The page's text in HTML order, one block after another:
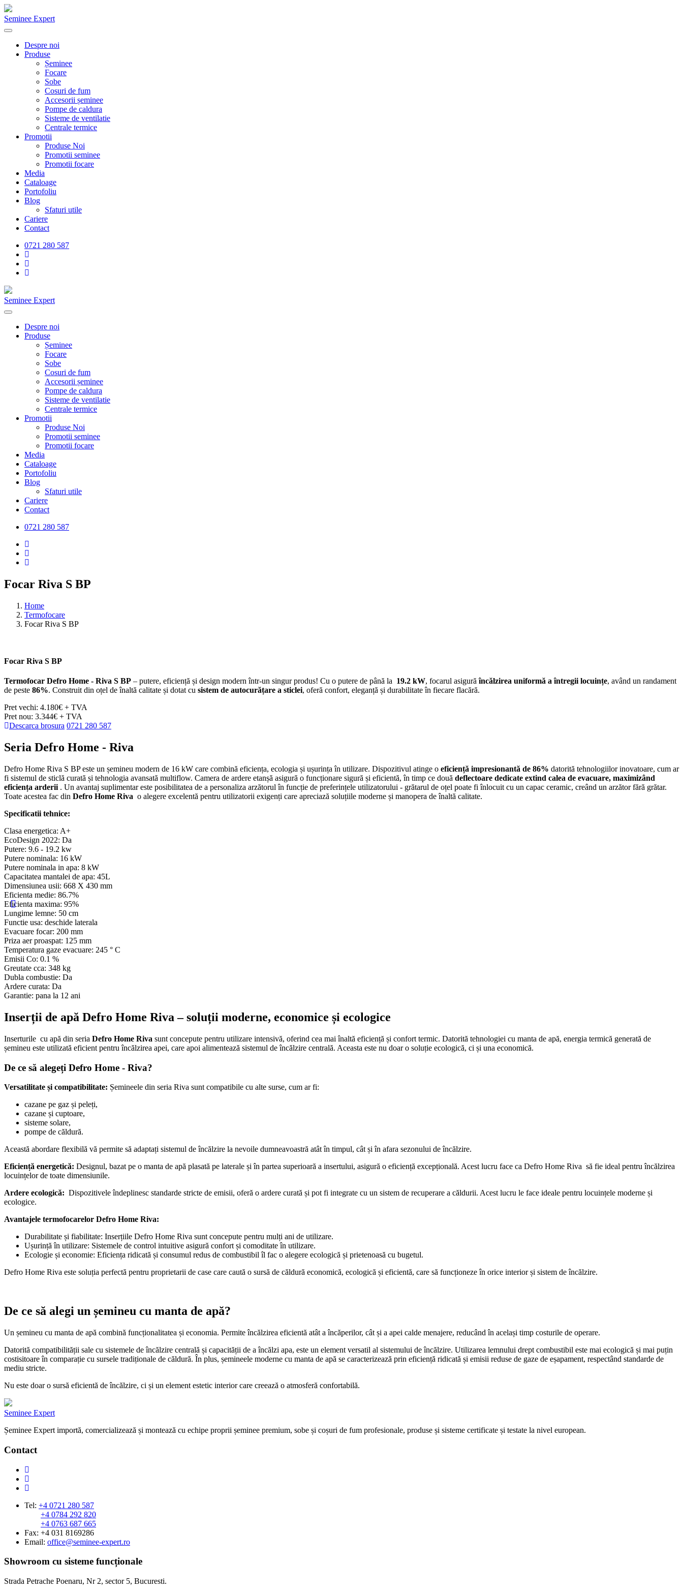
Seminee Expert
Despre noi
Produse
Șeminee
Focare
Sobe
Cosuri de fum
Accesorii șeminee
Pompe de caldura
Sisteme de ventilatie
Centrale termice
Promotii
Produse Noi
Promotii seminee
Promotii focare
Media
Cataloage
Portofoliu
Blog
Sfaturi utile
Cariere
Contact
0721 280 587
Seminee Expert
Despre noi
Produse
Șeminee
Focare
Sobe
Cosuri de fum
Accesorii șeminee
Pompe de caldura
Sisteme de ventilatie
Centrale termice
Promotii
Produse Noi
Promotii seminee
Promotii focare
Media
Cataloage
Portofoliu
Blog
Sfaturi utile
Cariere
Contact
0721 280 587
Focar Riva S BP
Home
Termofocare
Focar Riva S BP
Focar Riva S BP
Termofocar Defro Home - Riva S BP – putere, eficiență și design modern într-un singur produs! Cu o putere de până la 19.2 kW, focarul asigurăîncălzirea uniformă a întregii locuințe, având un randament
de peste 86%. Construit din oțel de înaltă calitate și dotat cu sistem de autocurățare a sticlei, oferă confort, eleganță și durabilitate în fiecare flacără.
Pret vechi: 4.180€ + TVA
Pret nou: 3.344€ + TVA
Descarca brosura 0721 280 587
Seria Defro Home - Riva
Defro Home Riva S BP este un șemineu modern de 16 kW care combină eficiența, ecologia și ușurința în utilizare. Dispozitivul atinge o eficiență impresionantă de 86% datorită tehnologiilor inovatoare, cum ar
fi sistemul de sticlă curată și tehnologia avansată multiflow. Camera de ardere etanșă asigură o funcționare sigură și eficientă, în timp ce două deflectoare dedicate extind calea de evacuare, maximizând
eficiența arderii . Un avantaj suplimentar este posibilitatea de a personaliza arzătorul în funcție de preferințele utilizatorului - grătarul de oțel poate fi înlocuit cu un capac ceramic, creând un arzător fără grătar.
Toate acestea fac din Defro Home Riva o alegere excelentă pentru utilizatorii exigenți care apreciază soluțiile moderne și manopera de înaltă calitate.
Specificatii tehnice:
Clasa energetica: A+
EcoDesign 2022: Da
Putere: 9.6 - 19.2 kw
Putere nominala: 16 kW
Putere nominala in apa: 8 kW
Capacitatea mantalei de apa: 45L
Dimensiunea usii: 668 X 430 mm
Eficienta medie: 86.7%
Eficienta maxima: 95%
Lungime lemne: 50 cm
Functie usa: deschide laterala
Evacuare focar: 200 mm
Priza aer proaspat: 125 mm
Temperatura gaze evacuare: 245 ° C
Emisii Co: 0.1 %
Greutate cca: 348 kg
Dubla combustie: Da
Ardere curata: Da
Garantie: pana la 12 ani
Inserții de apă Defro Home Riva – soluții moderne, economice și ecologice
Inserturile cu apă din seria Defro Home Riva sunt concepute pentru utilizare intensivă, oferind cea mai înaltă eficiență și confort termic. Datorită tehnologiei cu manta de apă, energia termică generată de
șemineu este utilizată eficient pentru încălzirea apei, care apoi alimentează sistemul de încălzire centrală. Aceasta este nu doar o soluție ecologică, ci și una economică.
De ce să alegeți Defro Home - Riva?
Versatilitate și compatibilitate: Șemineele din seria Riva sunt compatibile cu alte surse, cum ar fi:
cazane pe gaz și peleți,
cazane și cuptoare,
sisteme solare,
pompe de căldură.
Această abordare flexibilă vă permite să adaptați sistemul de încălzire la nevoile dumneavoastră atât în ​​timpul, cât și în afara sezonului de încălzire.
Eficiență energetică: Designul, bazat pe o manta de apă plasată pe laterale și în partea superioară a insertului, asigură o eficiență excepțională. Acest lucru face ca Defro Home Riva să fie ideal pentru încălzirea
locuințelor de toate dimensiunile.
Ardere ecologică: Dispozitivele îndeplinesc standarde stricte de emisii, oferă o ardere curată și pot fi integrate cu un sistem de recuperare a căldurii. Acest lucru le face ideale pentru locuințele moderne și
ecologice.
Avantajele termofocarelor Defro Home Riva:
Durabilitate și fiabilitate: Inserțiile Defro Home Riva sunt concepute pentru mulți ani de utilizare.
Ușurință în utilizare: Sistemele de control intuitive asigură confort și comoditate în utilizare.
Ecologie și economie: Eficiența ridicată și consumul redus de combustibil îl fac o alegere ecologică și prietenoasă cu bugetul.
Defro Home Riva este soluția perfectă pentru proprietarii de case care caută o sursă de căldură economică, ecologică și eficientă, care să funcționeze în orice interior și sistem de încălzire.
De ce să alegi un șemineu cu manta de apă?
Un șemineu cu manta de apă combină funcționalitatea și economia. Permite încălzirea eficientă atât a încăperilor, cât și a apei calde menajere, reducând în același timp costurile de operare.
Datorită compatibilității sale cu sistemele de încălzire centrală și capacității de a încălzi apa, este un element versatil al sistemului de încălzire. Utilizarea lemnului drept combustibil este mai ecologică și mai puțin
costisitoare în comparație cu sursele tradiționale de căldură. În plus, șemineele moderne cu manta de apă se caracterizează prin eficiență ridicată și emisii reduse de gaze de eșapament, respectând standarde de
mediu stricte.
Nu este doar o sursă eficientă de încălzire, ci și un element estetic interior care creează o atmosferă confortabilă.
Seminee Expert
Șeminee Expert importă, comercializează și montează cu echipe proprii șeminee premium, sobe și coșuri de fum profesionale, produse și sisteme certificate și testate la nivel european.
Contact
Tel: +4 0721 280 587
+4 0784 292 820
+4 0763 687 665
Fax: +4 031 8169286
Email: office@seminee-expert.ro
Showroom cu sisteme funcționale
Strada Petrache Poenaru, Nr 2, sector 5, Bucuresti.